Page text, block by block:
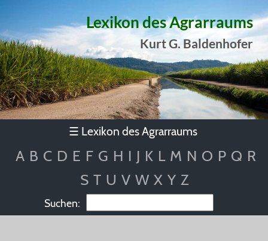
Lexikon des Agrarraums
Kurt G. Baldenhofer
☰ Lexikon des Agrarraums
A B C D E F G H I J K L M N O P Q R
S T U V W X Y Z
Suchen: